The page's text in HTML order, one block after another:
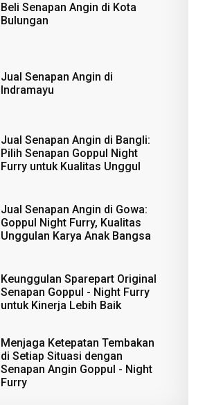
Beli Senapan Angin di Kota
Bulungan
Jual Senapan Angin di
Indramayu
Jual Senapan Angin di Bangli:
Pilih Senapan Goppul Night
Furry untuk Kualitas Unggul
Jual Senapan Angin di Gowa:
Goppul Night Furry, Kualitas
Unggulan Karya Anak Bangsa
Keunggulan Sparepart Original
Senapan Goppul - Night Furry
untuk Kinerja Lebih Baik
Menjaga Ketepatan Tembakan
di Setiap Situasi dengan
Senapan Angin Goppul - Night
Furry